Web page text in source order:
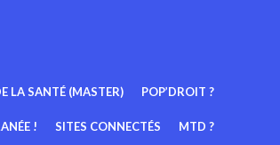
LA SANTÉ (MASTER) POP’DROIT ?
! SITES CONNECTÉS MTD ?